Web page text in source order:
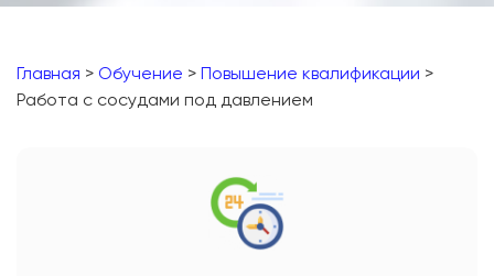
Главная > Обучение > Повышение квалификации >
Работа с сосудами под давлением